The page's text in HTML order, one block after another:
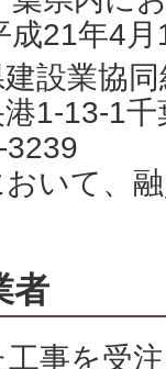
21年4月
設業協
1-13-1
3239
いて、
者
事を受